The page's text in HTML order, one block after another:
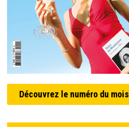
Découvrez le numéro du mois